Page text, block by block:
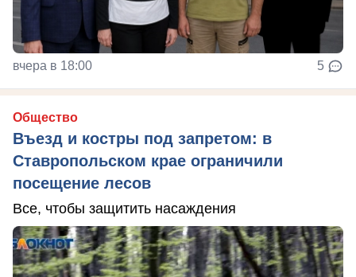
вчера в 18:00 5
Общество
Въезд и костры под запретом: в
Ставропольском крае ограничили
посещение лесов
Все, чтобы защитить насаждения